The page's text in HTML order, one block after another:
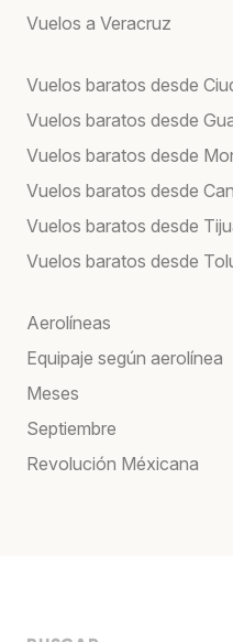
Vuelos a Veracruz
Vuelos baratos desde
Vuelos baratos desde
Vuelos baratos desde
Vuelos baratos desde
Vuelos baratos desde
Vuelos baratos desde
Aerolíneas
Equipaje según aerolínea
Meses
Septiembre
Revolución Méxicana